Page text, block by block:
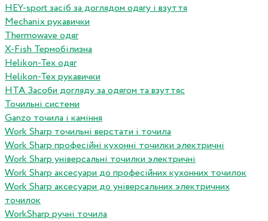
HEY-sport засіб за доглядом одягу і взуття
Mechanix рукавички
Thermowave одяг
X-Fish Термобілизна
Helikon-Tex одяг
Helikon-Tex рукавички
HTA Засоби догляду за одягом та взуттяс
Точильні системи
Ganzo точила і каміння
Work Sharp точильні верстати і точила
Work Sharp професiйнi кухоннi точилки электричнi
Work Sharp унiверсальнi точилки электричнi
Work Sharp аксесуари до професiйних кухонних точилок
Work Sharp аксесуари до унiверсальних электричних
точилок
WorkSharp ручні точила